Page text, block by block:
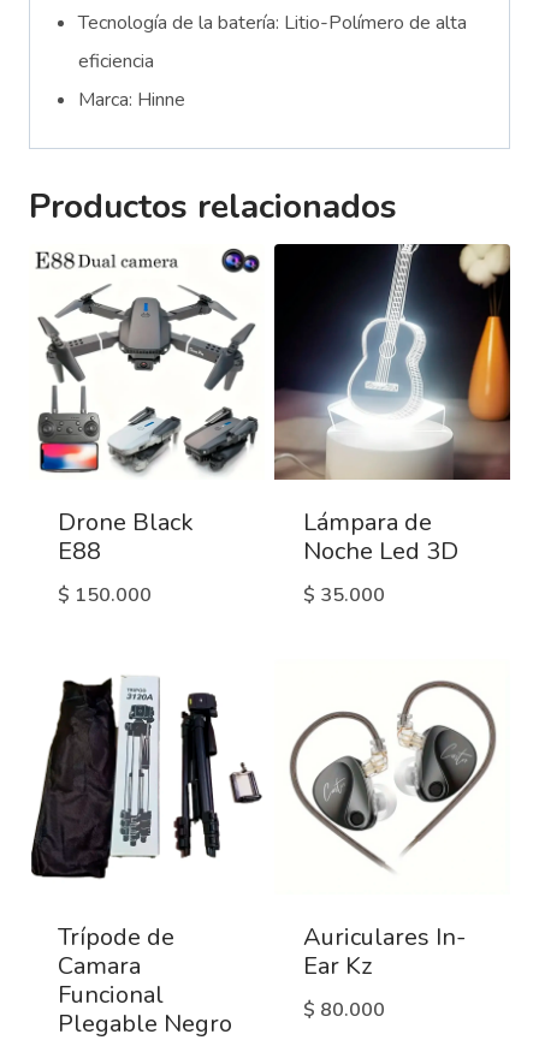
Tecnología de la batería: Litio-Polímero de alta
eficiencia
Marca: Hinne
Productos relacionados
Drone Black
E88
$ 150.000
Lámpara de
Noche Led 3D
$ 35.000
Trípode de
Camara
Funcional
Plegable Negro
Auriculares In-
Ear Kz
$ 80.000